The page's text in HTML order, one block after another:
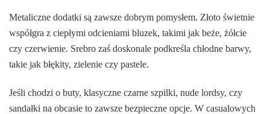
Metaliczne dodatki są zawsze dobrym pomysłem. Złoto świetnie
współgra z ciepłymi odcieniami bluzek, takimi jak beże, żółcie
czy czerwienie. Srebro zaś doskonale podkreśla chłodne barwy,
takie jak błękity, zielenie czy pastele.
Jeśli chodzi o buty, klasyczne czarne szpilki, nude lordsy, czy
sandałki na obcasie to zawsze bezpieczne opcje. W casualowych